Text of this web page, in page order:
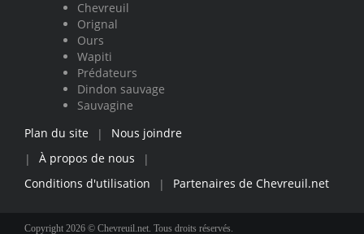
Chevreuil
Orignal
Ours
Wapiti
Prédateurs
Dindon sauvage
Sauvagine
Plan du site
|
Nous joindre
|
À propos de nous
|
Conditions d'utilisation
| Partenaires de Chevreuil.net
Copyright 2026 © Chevreuil.net. Tous droits réservés.